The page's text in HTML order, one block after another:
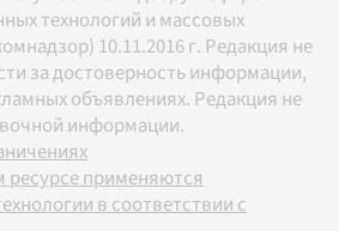
технологий и массовых
10.11.2016 г. Редакция не
за достоверность информации,
объявлениях. Редакция не
информации.
применяются
в соответствии с